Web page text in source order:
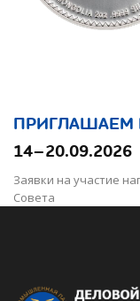
ПРИГЛАШАЕМ
Заявки на участие
Совета